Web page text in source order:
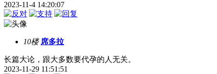
2023-11-4 14:20:07
10楼 席多拉
长篇大论，跟大多数要代孕的人无关。
2023-11-29 11:51:51